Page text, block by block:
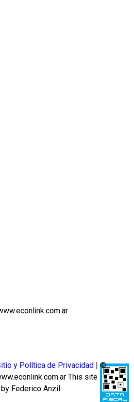
y Política de Privacidad| ©